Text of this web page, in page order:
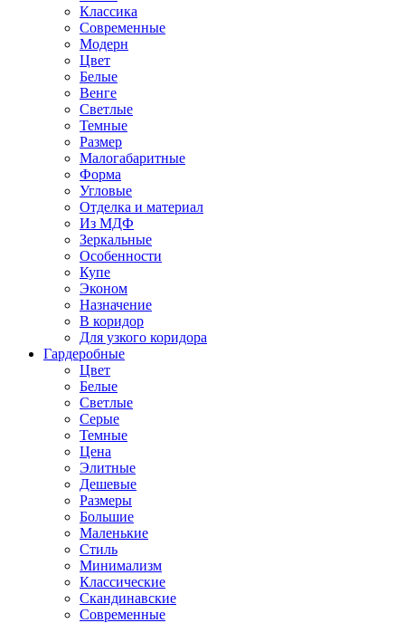
Классика
Современные
Модерн
Цвет
Белые
Венге
Светлые
Темные
Размер
Малогабаритные
Форма
Угловые
Отделка и материал
Из МДФ
Зеркальные
Особенности
Купе
Эконом
Назначение
В коридор
Для узкого коридора
Гардеробные
Цвет
Белые
Светлые
Серые
Темные
Цена
Элитные
Дешевые
Размеры
Большие
Маленькие
Стиль
Минимализм
Классические
Скандинавские
Современные